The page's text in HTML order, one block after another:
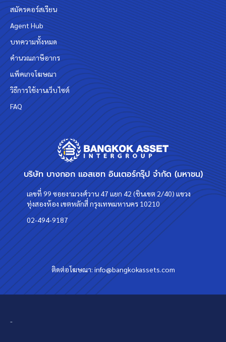
บริษัท บางกอก แอสเซท อินเตอร์กรุ๊ป จำกัด (มหาชน)
เลขที่ 99 ซอยงามวงศ์วาน 47 แยก 42 (ชินเขต 2/40) แขวง
ทุ่งสองห้อง เขตหลักสี่ กรุงเทพมหานคร 10210
02-494-9187
ติดต่อโฆษณา:info@bangkokassets.com
สมัครคอร์สเรียน
Agent Hub
บทความทั้งหมด
คำนวณภาษีอากร
แพ็คเกจโฆษณา
วิธีการใช้งานเว็บไซต์
FAQ
-